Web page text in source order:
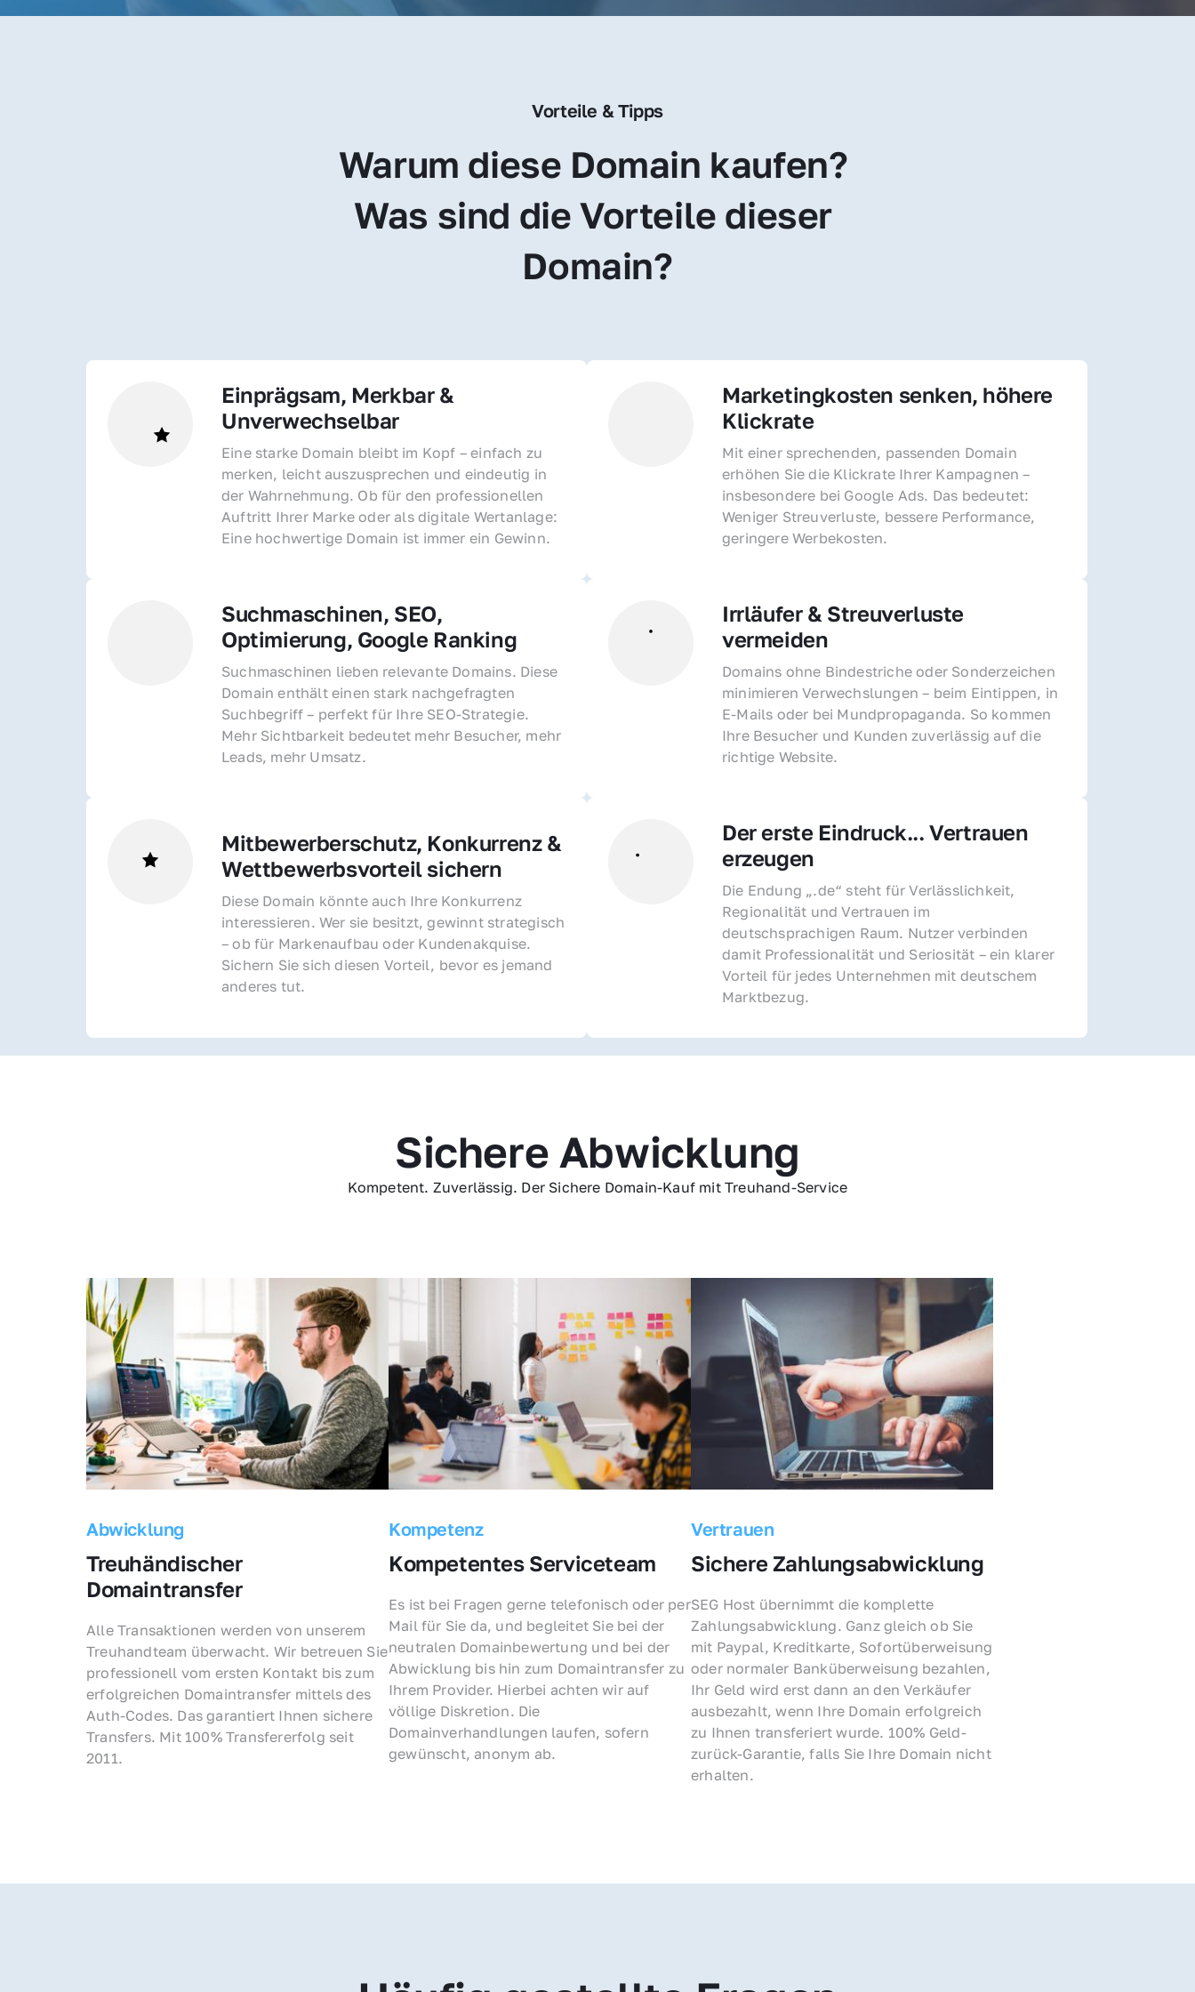
Vorteile & Tipps
Warum diese Domain kaufen?
Was sind die Vorteile dieser
Domain?
Einprägsam, Merkbar &
Unverwechselbar
Eine starke Domain bleibt im Kopf – einfach zu
merken, leicht auszusprechen und eindeutig in
der Wahrnehmung. Ob für den professionellen
Auftritt Ihrer Marke oder als digitale Wertanlage:
Eine hochwertige Domain ist immer ein Gewinn.
Marketingkosten senken, höhere
Klickrate
Mit einer sprechenden, passenden Domain
erhöhen Sie die Klickrate Ihrer Kampagnen –
insbesondere bei Google Ads. Das bedeutet:
Weniger Streuverluste, bessere Performance,
geringere Werbekosten.
Suchmaschinen, SEO,
Optimierung, Google Ranking
Suchmaschinen lieben relevante Domains. Diese
Domain enthält einen stark nachgefragten
Suchbegriff – perfekt für Ihre SEO-Strategie.
Mehr Sichtbarkeit bedeutet mehr Besucher, mehr
Leads, mehr Umsatz.
Irrläufer & Streuverluste
vermeiden
Domains ohne Bindestriche oder Sonderzeichen
minimieren Verwechslungen – beim Eintippen, in
E-Mails oder bei Mundpropaganda. So kommen
Ihre Besucher und Kunden zuverlässig auf die
richtige Website.
Mitbewerberschutz, Konkurrenz &
Wettbewerbsvorteil sichern
Diese Domain könnte auch Ihre Konkurrenz
interessieren. Wer sie besitzt, gewinnt strategisch
– ob für Markenaufbau oder Kundenakquise.
Sichern Sie sich diesen Vorteil, bevor es jemand
anderes tut.
Der erste Eindruck... Vertrauen
erzeugen
Die Endung „.de“ steht für Verlässlichkeit,
Regionalität und Vertrauen im
deutschsprachigen Raum. Nutzer verbinden
damit Professionalität und Seriosität – ein klarer
Vorteil für jedes Unternehmen mit deutschem
Marktbezug.
Sichere Abwicklung
Kompetent. Zuverlässig. Der Sichere Domain-Kauf mit Treuhand-Service
Abwicklung
Treuhändischer
Domaintransfer
Alle Transaktionen werden von unserem
Treuhandteam überwacht. Wir betreuen Sie
professionell vom ersten Kontakt bis zum
erfolgreichen Domaintransfer mittels des
Auth-Codes. Das garantiert Ihnen sichere
Transfers. Mit 100% Transfererfolg seit
2011.
Kompetenz
Kompetentes Serviceteam
Es ist bei Fragen gerne telefonisch oder per
Mail für Sie da, und begleitet Sie bei der
neutralen Domainbewertung und bei der
Abwicklung bis hin zum Domaintransfer zu
Ihrem Provider. Hierbei achten wir auf
völlige Diskretion. Die
Domainverhandlungen laufen, sofern
gewünscht, anonym ab.
Vertrauen
Sichere Zahlungsabwicklung
SEG Host übernimmt die komplette
Zahlungsabwicklung. Ganz gleich ob Sie
mit Paypal, Kreditkarte, Sofortüberweisung
oder normaler Banküberweisung bezahlen,
Ihr Geld wird erst dann an den Verkäufer
ausbezahlt, wenn Ihre Domain erfolgreich
zu Ihnen transferiert wurde. 100% Geld-
zurück-Garantie, falls Sie Ihre Domain nicht
erhalten.